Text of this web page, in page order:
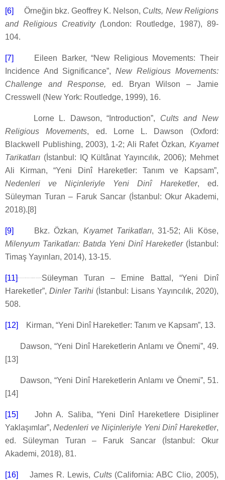
[6] Örneğin bkz. Geoffrey K. Nelson, Cults, New Religions
and Religious Creativity (London: Routledge, 1987), 89-
104.
[7]
Eileen Barker, “New Religious Movements: Their
Incidence And Significance”,New Religious Movements:
Challenge and Response, ed. Bryan Wilson – Jamie
Cresswell (New York: Routledge, 1999), 16.
Lorne L. Dawson, “Introduction”, Cults and New
Religious Movements, ed. Lorne L. Dawson (Oxford:
Blackwell Publishing, 2003), 1-2; Ali Rafet Özkan, Kıyamet
Tarikatları (İstanbul: IQ Kültânat Yayıncılık, 2006); Mehmet
Ali Kirman, “Yeni Dinî Hareketler: Tanım ve Kapsam”,
Nedenleri ve Niçinleriyle Yeni Dinî Hareketler, ed.
Süleyman Turan – Faruk Sancar (İstanbul: Okur Akademi,
2018).[8]
[9] Bkz. Özkan, Kıyamet Tarikatları, 31-52; Ali Köse,
Milenyum Tarikatları: Batıda Yeni Dinî Hareketler(İstanbul:
Timaş Yayınları, 2014), 13-15.
[11]Süleyman Turan – Emine Battal, “Yeni Dinî
Hareketler”, Dinler Tarihi (İstanbul: Lisans Yayıncılık, 2020),
508.
[12] Kirman, “Yeni Dinî Hareketler: Tanım ve Kapsam”, 13.
Dawson, “Yeni Dinî Hareketlerin Anlamı ve Önemi”, 49.
[13]
Dawson, “Yeni Dinî Hareketlerin Anlamı ve Önemi”, 51.
[14]
[15]
John A. Saliba, “Yeni Dinî Hareketlere Disipliner
Yaklaşımlar”,Nedenleri ve Niçinleriyle Yeni Dinî Hareketler,
ed. Süleyman Turan – Faruk Sancar (İstanbul: Okur
Akademi, 2018), 81.
[16] James R. Lewis, Cults(California: ABC Clio, 2005),